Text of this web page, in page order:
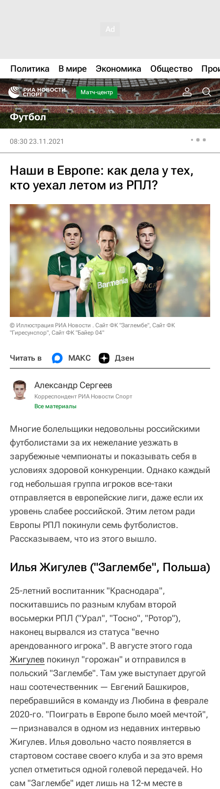
Политика В мире Экономика Общество
Матч-центр
Футбол
08:30 23.11.2021
Наши в Европе: как дела у тех,
кто уехал летом из РПЛ?
© Иллюстрация РИА Новости . Сайт ФК "Заглембе", Сайт ФК
"Гиресунспор", Сайт ФК "Байер 04"
Читать в МАКС Дзен
Александр Сергеев
Корреспондент РИА Новости Спорт
Все материалы
Многие болельщики недовольны российскими
футболистами за их нежелание уезжать в
зарубежные чемпионаты и показывать себя в
условиях здоровой конкуренции. Однако каждый
год небольшая группа игроков все-таки
отправляется в европейские лиги, даже если их
уровень слабее российской. Этим летом ради
Европы РПЛ покинули семь футболистов.
Рассказываем, что из этого вышло.
Илья Жигулев ("Заглембе", Польша)
25-летний воспитанник "Краснодара",
поскитавшись по разным клубам второй
восьмерки РПЛ ("Урал", "Тосно", "Ротор"),
наконец вырвался из статуса "вечно
арендованного игрока". В августе этого года
Жигулев покинул "горожан" и отправился в
польский "Заглембе". Там уже выступает другой
наш соотечественник — Евгений Башкиров,
перебравшийся в команду из Любина в феврале
2020-го. "Поиграть в Европе было моей мечтой",
—признавался в одном из недавних интервью
Жигулев. Илья довольно часто появляется в
стартовом составе своего клуба и за это время
успел отметиться одной голевой передачей. Но
сам "Заглембе" идет лишь на 12-м месте в